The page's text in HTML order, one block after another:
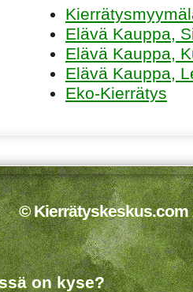
Elävä Kauppa,
Elävä Kauppa,
Elävä Kauppa,
Eko-Kierrätys
© Kierrätyskeskus.com
on kyse?